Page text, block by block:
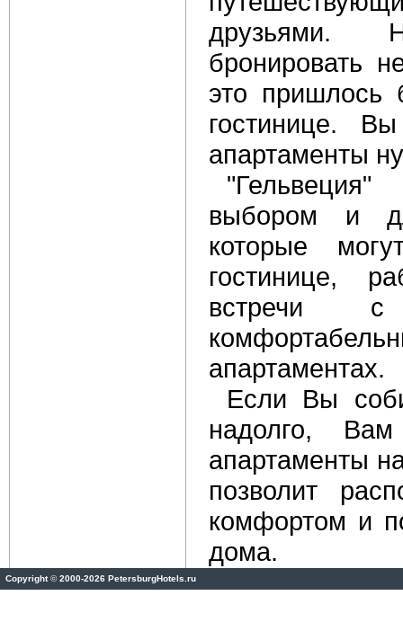
друзьями.
бронировать
это пришлось
гостинице.
апартаменты
выбором и
которые
гостинице,
встречи
апартаментах.
Если Вы
надолго,
апартаменты
позволит
комфортом и
дома.
Copyright©2000-2026 PetersburgHotels.ru